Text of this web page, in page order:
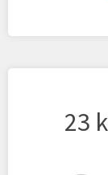
23